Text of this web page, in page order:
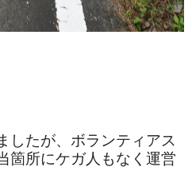
したが、ボランティアス
箇所にケガ人もなく運営